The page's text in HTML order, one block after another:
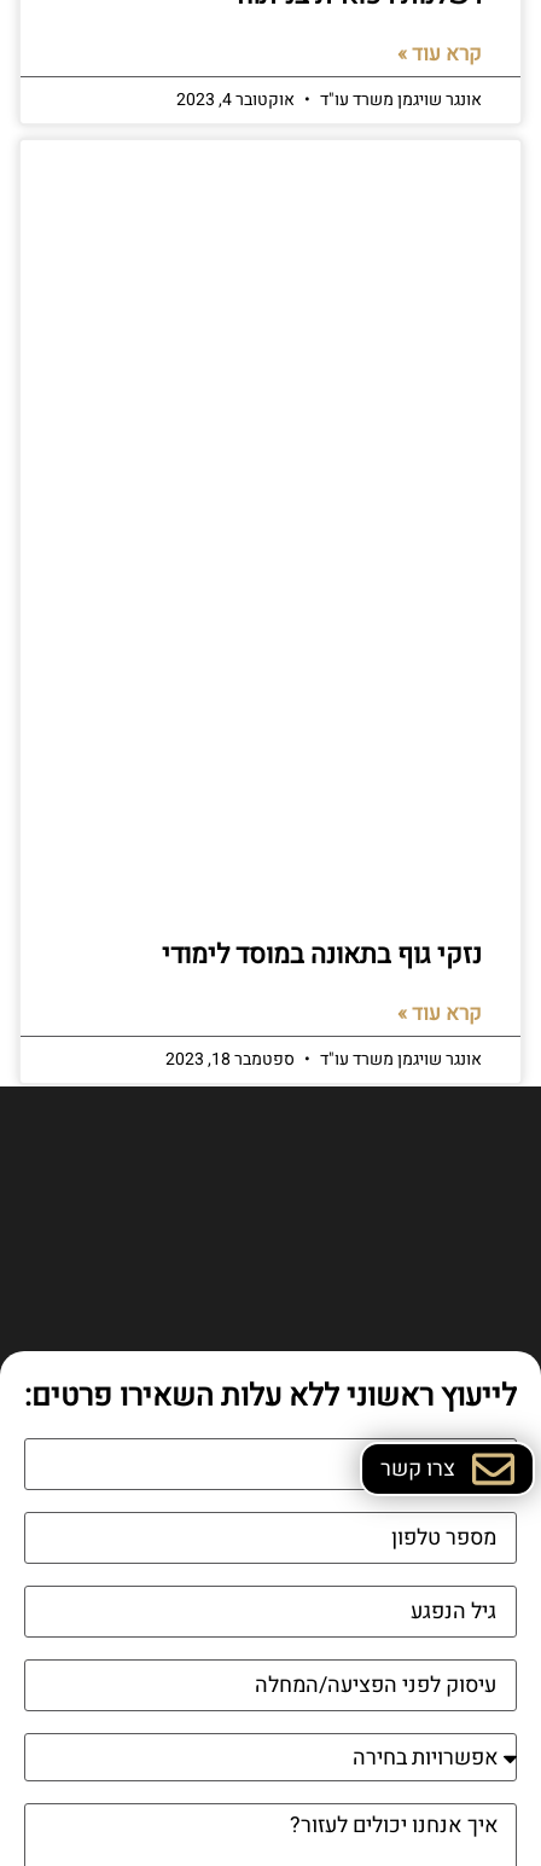
קרא עוד »
אונגר שויגמן משרד עו"ד אוקטובר 4, 2023
נזקי גוף בתאונה במוסד לימודי
קרא עוד »
אונגר שויגמן משרד עו"ד ספטמבר 18, 2023
לייעוץ ראשוני ללא עלות השאירו פרטים:
צרו קשר